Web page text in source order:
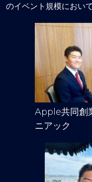
のイベント規模におい
Apple共同創
ニアック